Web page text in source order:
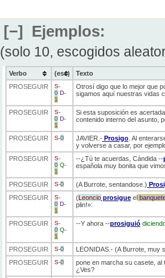
[−] Ejemplos:
(solo 10, escogidos
Verbo (ess)
Texto
PROSEGUIR
S-
0 D-
1
Otrosí digo que lo mejor que
sigamos aquí nuestras vidas
PROSEGUIR S-
0 D-
1
Si esta suposición es
contenido interno del asunto,
PROSEGUIR S-0 JAVIER.-Prosigo. Al
y volverse a casar, por
PROSEGUIR
S-
0 Q-
1
--¿Tú te acuerdas, Cándida --
española muy bonita que
PROSEGUIR S-0 (A Burrote, sentandose.)
PROSEGUIR
S-
0 D-
1
(Leoncioprosigueel
plin!»:
PROSEGUIR S-
0 Q-
1
--Y ahora --prosiguió
PROSEGUIR S-0
LEONIDAS.- (A Burrote, muy
PROSEGUIR
S-0
pone en marcha su casete, al
¿Ves?